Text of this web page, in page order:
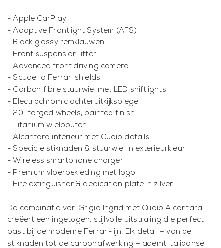
- Apple CarPlay
- Adaptive Frontlight System (AFS)
- Black glossy remklauwen
- Front suspension lifter
- Advanced front driving camera
- Scuderia Ferrari shields
- Carbon fibre stuurwiel met LED shiftlights
- Electrochromic achteruitkijkspiegel
- 20” forged wheels, painted finish
- Titanium wielbouten
- Alcantara interieur met Cuoio details
- Speciale stiknaden & stuurwiel in exterieurkleur
- Wireless smartphone charger
- Premium vloerbekleding met logo
- Fire extinguisher & dedication plate in zilver
De combinatie van Grigio Ingrid met Cuoio Alcantara
creëert een ingetogen, stijlvolle uitstraling die perfect
past bij de moderne Ferrari-lijn. Elk detail – van de
stiknaden tot de carbonafwerking – ademt Italiaanse